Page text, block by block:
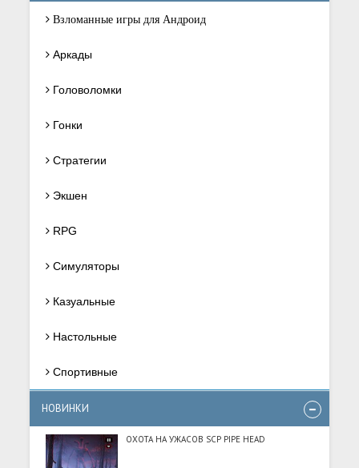
Взломанные игры для Андроид
Аркады
Головоломки
Гонки
Стратегии
Экшен
RPG
Симуляторы
Казуальные
Настольные
Спортивные
НОВИНКИ
ОХОТА НА УЖАСОВ SCP PIPE HEAD